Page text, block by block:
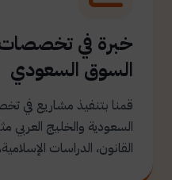
خبرة في تخصصات
السوق السعودي
قمنا بتنفيذ مشاريع في
السعودية والخليج العربي
القانون، الدراسات